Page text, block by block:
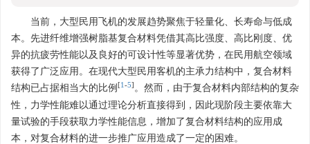
当前，大型民用飞机的发展趋势聚焦于轻量化、长寿命与低成
本。先进纤维增强树脂基复合材料凭借其高比强度、高比刚度、优
异的抗疲劳性能以及良好的可设计性等显著优势，在民用航空领域
获得了广泛应用。在现代大型民用客机的主承力结构中，复合材料
结构已占据相当大的比例 [1 -5] 。然而，由于复合材料内部结构的复杂
性，力学性能难以通过理论分析直接得到，因此现阶段主要依靠大
量试验的手段获取力学性能信息，增加了复合材料结构的应用成
本，对复合材料的进一步推广应用造成了一定的困难。